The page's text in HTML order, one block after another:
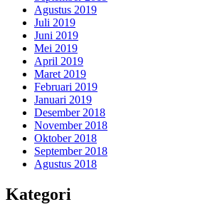
Agustus 2019
Juli 2019
Juni 2019
Mei 2019
April 2019
Maret 2019
Februari 2019
Januari 2019
Desember 2018
November 2018
Oktober 2018
September 2018
Agustus 2018
Kategori